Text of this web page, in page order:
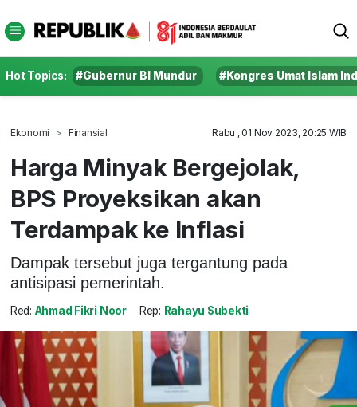
Hot Topics: #Gubernur BI Mundur #Kongres Umat Islam
Ekonomi Finansial Rabu , 01 Nov 2023, 20:25 WIB
Harga Minyak Bergejolak,
BPS Proyeksikan akan
Terdampak ke Inflasi
Dampak tersebut juga tergantung pada
antisipasi pemerintah.
Red: Ahmad Fikri Noor Rep: Rahayu Subekti